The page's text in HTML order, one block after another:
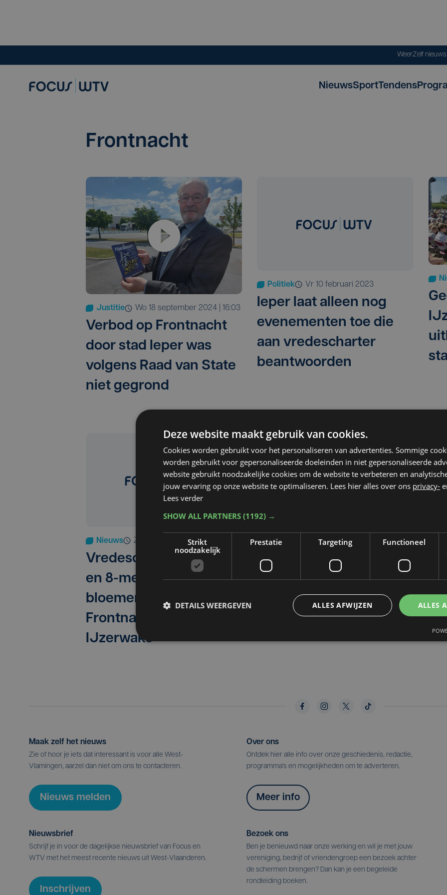
WeerZelf
NieuwsSportTendens
Frontnacht
Justitie wo 18 september 2024 | 16:03
Verbod op Frontnacht
door stad Ieper was
volgens Raad van State
niet gegrond
Politiek vr 10 februari 2023
Ieper laat alleen nog
evenementen toe die
aan vredescharter
beantwoorden
Nieuws za 27 augustus 2022
Vredescollectief Ieper
en 8-meicoalitie leggen
bloemen neer tegen
Frontnacht en
IJzerwake
Nieuws za 27 augustus 2022
Geen incidenten op dag
van afgelaste
Frontnacht in Ieper
Maak zelf het nieuws
Zie of hoor je iets dat interessant is voor alle West-
Vlamingen, aarzel dan niet om ons te contacteren.
Nieuws melden
Over ons
Ontdek hier alle info over onze geschiedenis, redactie,
programma's en mogelijkheden om te adverteren.
Meer info
Nieuwsbrief
Schrijf je in voor de dagelijkse nieuwsbrief van Focus en
WTV met het meest recente nieuws uit West-Vlaanderen.
Inschrijven
Bezoek ons
Ben je benieuwd naar onze werking en wil je met jouw
vereniging, bedrijf of vriendengroep een bezoek achter
de schermen brengen? Dan kan je een begeleide
rondleiding boeken.
Deze website maakt gebruik van cookies.
Cookies worden gebruikt voor het personaliseren van advertenties. Sommige
worden gebruikt voor gepersonaliseerde doeleinden in niet gepersonaliseerde
website gebruikt noodzakelijke cookies om de website te verbeteren en
jouw ervaring op onze website te optimaliseren. Lees hier alles over ons privacy-
Lees verder
SHOW ALL PARTNERS (1192) →
Strikt
noodzakelijk
Prestatie Targeting Functioneel
ALLES
ALLES AFWIJZEN
DETAILS WEERGEVEN